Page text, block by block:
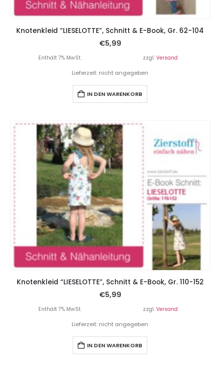
Knotenkleid “LIESELOTTE”, Schnitt & E-Book, Gr. 62-104
€5,99
Enthält 7% MwSt. zzgl. Versand
Lieferzeit: nicht angegeben
IN DEN WARENKORB
Knotenkleid “LIESELOTTE”, Schnitt & E-Book, Gr. 110-152
€5,99
Enthält 7% MwSt. zzgl. Versand
Lieferzeit: nicht angegeben
IN DEN WARENKORB